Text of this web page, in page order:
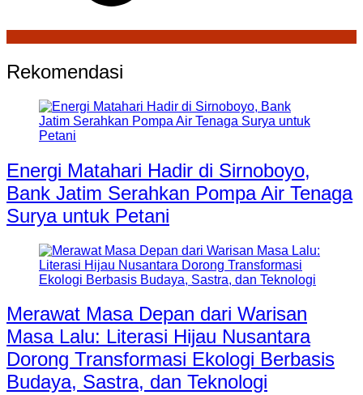
Rekomendasi
Energi Matahari Hadir di Sirnoboyo,
Bank Jatim Serahkan Pompa Air Tenaga
Surya untuk Petani
Merawat Masa Depan dari Warisan
Masa Lalu: Literasi Hijau Nusantara
Dorong Transformasi Ekologi Berbasis
Budaya, Sastra, dan Teknologi